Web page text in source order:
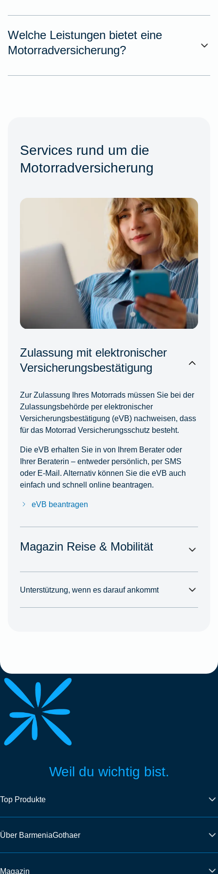
Welche Leistungen bietet eine
Motorradversicherung?
Services rund um die
Motorradversicherung
Zulassung mit elektronischer
Versicherungsbestätigung
Zur Zulassung Ihres Motorrads müssen Sie bei der
Zulassungsbehörde per elektronischer
Versicherungsbestätigung (eVB) nachweisen, dass
für das Motorrad Versicherungsschutz besteht.
Die eVB erhalten Sie in von Ihrem Berater oder
Ihrer Beraterin – entweder persönlich, per SMS
oder E-Mail. Alternativ können Sie die eVB auch
einfach und schnell online beantragen.
eVB beantragen
Magazin Reise & Mobilität
Unterstützung, wenn es darauf ankommt
Weil du wichtig bist.
Top Produkte
Über BarmeniaGothaer
Magazin